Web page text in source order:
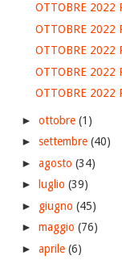
OTTOBRE 2022
OTTOBRE 2022
OTTOBRE 2022
OTTOBRE 2022
OTTOBRE 2022
► ottobre (1)
► settembre (40)
► agosto (34)
►
luglio (39)
► giugno (45)
► maggio (76)
► aprile (6)